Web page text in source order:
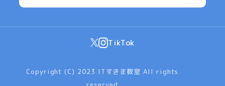
TikTok
Copyright (C) 2023 ITすきま教室 All rights